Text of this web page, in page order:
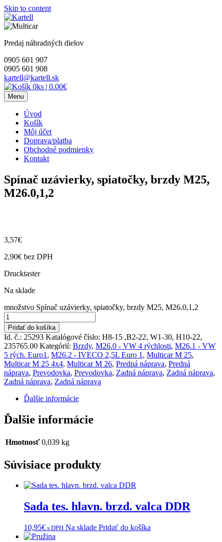
Skip to content
Predaj náhradných dielov
0905 601 907
0905 601 908
kartell@kartell.sk
0ks | 0.00€
Menu
Úvod
Košík
Môj účet
Doprava/platba
Obchodné podmienky
Kontakt
Spínač uzávierky, spiatočky, brzdy M25,
M26.0,1,2
3,57€
2,90€ bez DPH
Drucktaster
Na sklade
množstvo Spínač uzávierky, spiatočky, brzdy M25, M26.0,1,2
Pridať do košíka
Id. č.: 25293 Katalógové číslo: H8-15 ,B2-22, W1-30, H10-22,
235765.00 Kategórií: Brzdy, M26.0 - VW 4 rýchlosti, M26.1 - VW
5 rých. Euro1 , M26.2 - IVECO 2,5L Euro 1 , Multicar M 25,
Multicar M 25 4x4, Multicar M 26, Predná náprava, Predná
náprava, Prevodovka, Prevodovka, Zadná náprava, Zadná náprava,
Zadná náprava, Zadná náprava
Ďalšie informácie
Ďalšie informácie
Hmotnosť 0,039 kg
Súvisiace produkty
Sada tes. hlavn. brzd. valca DDR
10,95€ s DPH Na sklade Pridať do košíka